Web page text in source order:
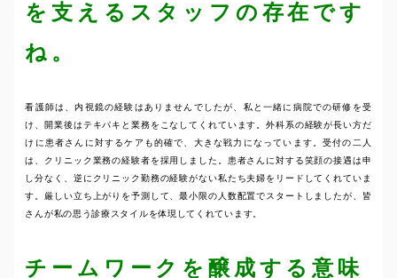
を支えるスタッフの存在です
ね。
看護師は、内視鏡の経験はありませんでしたが、私と一緒に病院での研修を受
け、開業後はテキパキと業務をこなしてくれています。外科系の経験が長い方だ
けに患者さんに対するケアも的確で、大きな戦力になっています。受付の二人
は、クリニック業務の経験者を採用しました。患者さんに対する笑顔の接遇は申
し分なく、逆にクリニック勤務の経験がない私たち夫婦をリードしてくれていま
す。厳しい立ち上がりを予測して、最小限の人数配置でスタートしましたが、皆
さんが私の思う診療スタイルを体現してくれています。
チームワークを醸成する意味